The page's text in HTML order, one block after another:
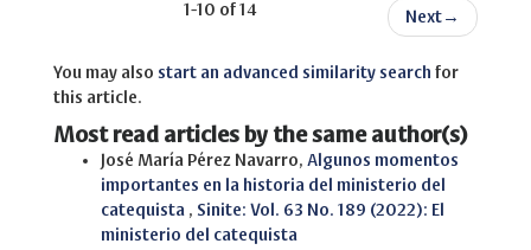
1-10 of 14 Next →
You may also start an advanced similarity search for
this article.
Most read articles by the same author(s)
José María Pérez Navarro, Algunos momentos
importantes en la historia del ministerio del
catequista , Sinite: Vol. 63 No. 189 (2022): El
ministerio del catequista